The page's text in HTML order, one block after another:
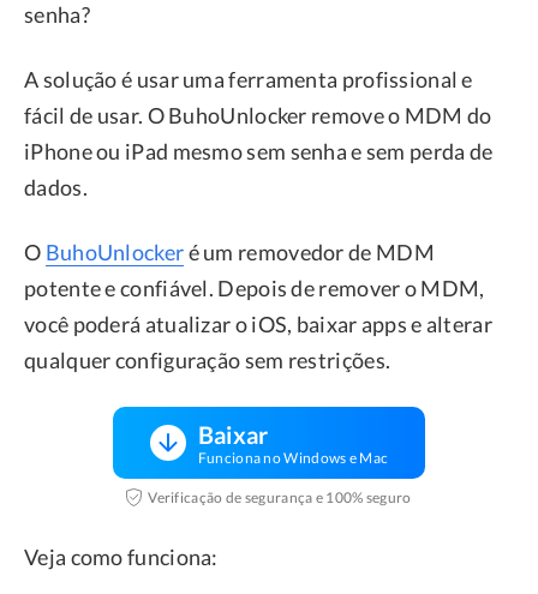
senha?
A solução é usar uma ferramenta profissional e
fácil de usar. O BuhoUnlocker remove o MDM do
iPhone ou iPad mesmo sem senha e sem perda de
dados.
O BuhoUnlockeré um removedor de MDM
potente e confiável. Depois de remover o MDM,
você poderá atualizar o iOS, baixar apps e alterar
qualquer configuração sem restrições.
Baixar
Funciona no Windows e Mac
Verificação de segurança e 100% seguro
Veja como funciona: